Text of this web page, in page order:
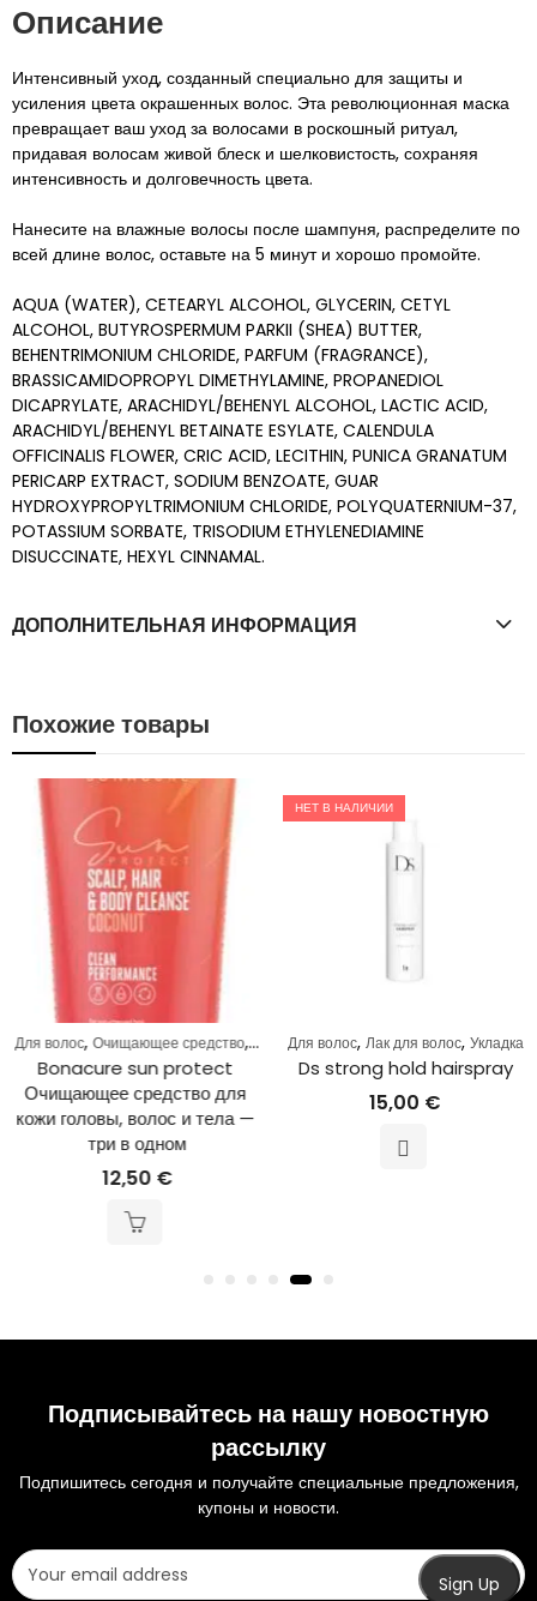
Описание
Интенсивный уход, созданный специально для защиты и
усиления цвета окрашенных волос. Эта революционная маска
превращает ваш уход за волосами в роскошный ритуал,
придавая волосам живой блеск и шелковистость, сохраняя
интенсивность и долговечность цвета.
Нанесите на влажные волосы после шампуня, распределите по
всей длине волос, оставьте на 5 минут и хорошо промойте.
AQUA (WATER), CETEARYL ALCOHOL, GLYCERIN, CETYL
ALCOHOL, BUTYROSPERMUM PARKII (SHEA) BUTTER,
BEHENTRIMONIUM CHLORIDE, PARFUM (FRAGRANCE),
BRASSICAMIDOPROPYL DIMETHYLAMINE, PROPANEDIOL
DICAPRYLATE, ARACHIDYL/BEHENYL ALCOHOL, LACTIC ACID,
ARACHIDYL/BEHENYL BETAINATE ESYLATE, CALENDULA
OFFICINALIS FLOWER, CRIC ACID, LECITHIN, PUNICA GRANATUM
PERICARP EXTRACT, SODIUM BENZOATE, GUAR
HYDROXYPROPYLTRIMONIUM CHLORIDE, POLYQUATERNIUM-37,
POTASSIUM SORBATE, TRISODIUM ETHYLENEDIAMINE
DISUCCINATE, HEXYL CINNAMAL.
ДОПОЛНИТЕЛЬНАЯ ИНФОРМАЦИЯ
Похожие товары
Для волос, Очищающее средство, Уход за волосами
Bonacure sun protect
Очищающее средство для
кожи головы, волос и тела —
три в одном
12,50 €
НЕТ В НАЛИЧИИ
Для волос, Лак для волос, Укладка
Ds strong hold hairspray
15,00 €
Подписывайтесь на нашу новостную
рассылку
Подпишитесь сегодня и получайте специальные предложения,
купоны и новости.